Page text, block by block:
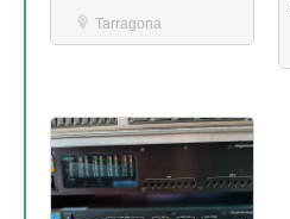
Tarragona